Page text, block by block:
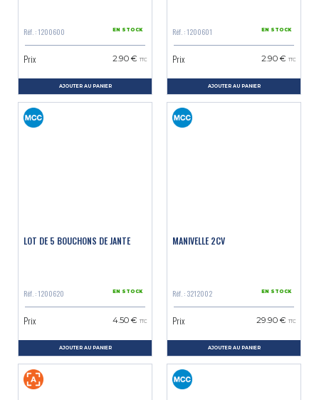
Réf. : 1200600 EN STOCK
Prix 2.90 € TTC
AJOUTER AU PANIER
Réf. : 1200601 EN STOCK
Prix 2.90 € TTC
AJOUTER AU PANIER
LOT DE 5 BOUCHONS DE JANTE
Réf. : 1200620 EN STOCK
Prix 4.50 € TTC
AJOUTER AU PANIER
MANIVELLE 2CV
Réf. : 3212002 EN STOCK
Prix 29.90 € TTC
AJOUTER AU PANIER